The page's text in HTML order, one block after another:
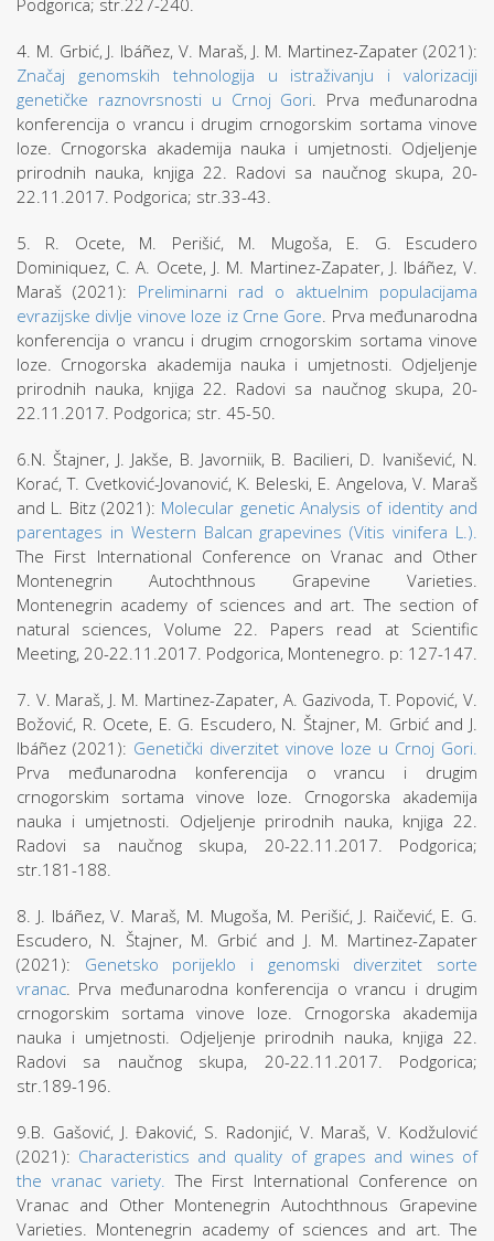
Podgorica; str.227-240.
4. M. Grbić, J. Ibáñez, V. Maraš, J. M. Martinez-Zapater (2021):
Značaj genomskih tehnologija u istraživanju i valorizaciji
genetičke raznovrsnosti u Crnoj Gori. Prva međunarodna
konferencija o vrancu i drugim crnogorskim sortama vinove
loze. Crnogorska akademija nauka i umjetnosti. Odjeljenje
prirodnih nauka, knjiga 22. Radovi sa naučnog skupa, 20-
22.11.2017. Podgorica; str.33-43.
5. R. Ocete, M. Perišić, M. Mugoša, E. G. Escudero
Dominiquez, C. A. Ocete, J. M. Martinez-Zapater, J. Ibáñez, V.
Maraš (2021): Preliminarni rad o aktuelnim populacijama
evrazijske divlje vinove loze iz Crne Gore. Prva međunarodna
konferencija o vrancu i drugim crnogorskim sortama vinove
loze. Crnogorska akademija nauka i umjetnosti. Odjeljenje
prirodnih nauka, knjiga 22. Radovi sa naučnog skupa, 20-
22.11.2017. Podgorica; str. 45-50.
6.N. Štajner, J. Jakše, B. Javorniik, B. Bacilieri, D. Ivanišević, N.
Korać, T. Cvetković-Jovanović, K. Beleski, E. Angelova, V. Maraš
and L. Bitz (2021): Molecular genetic Analysis of identity and
parentages in Western Balcan grapevines (Vitis vinifera L.).
The First International Conference on Vranac and Other
Montenegrin Autochthnous Grapevine Varieties.
Montenegrin academy of sciences and art. The section of
natural sciences, Volume 22. Papers read at Scientific
Meeting, 20-22.11.2017. Podgorica, Montenegro. p: 127-147.
7. V. Maraš, J. M. Martinez-Zapater, A. Gazivoda, T. Popović, V.
Božović, R. Ocete, E. G. Escudero, N. Štajner, M. Grbić and J.
Ibáñez (2021): Genetički diverzitet vinove loze u Crnoj Gori.
Prva međunarodna konferencija o vrancu i drugim
crnogorskim sortama vinove loze. Crnogorska akademija
nauka i umjetnosti. Odjeljenje prirodnih nauka, knjiga 22.
Radovi sa naučnog skupa, 20-22.11.2017. Podgorica;
str.181-188.
8. J. Ibáñez, V. Maraš, M. Mugoša, M. Perišić, J. Raičević, E. G.
Escudero, N. Štajner, M. Grbić and J. M. Martinez-Zapater
(2021): Genetsko porijeklo i genomski diverzitet sorte
vranac. Prva međunarodna konferencija o vrancu i drugim
crnogorskim sortama vinove loze. Crnogorska akademija
nauka i umjetnosti. Odjeljenje prirodnih nauka, knjiga 22.
Radovi sa naučnog skupa, 20-22.11.2017. Podgorica;
str.189-196.
9.B. Gašović, J. Đaković, S. Radonjić, V. Maraš, V. Kodžulović
(2021): Characteristics and quality of grapes and wines of
the vranac variety. The First International Conference on
Vranac and Other Montenegrin Autochthnous Grapevine
Varieties. Montenegrin academy of sciences and art. The